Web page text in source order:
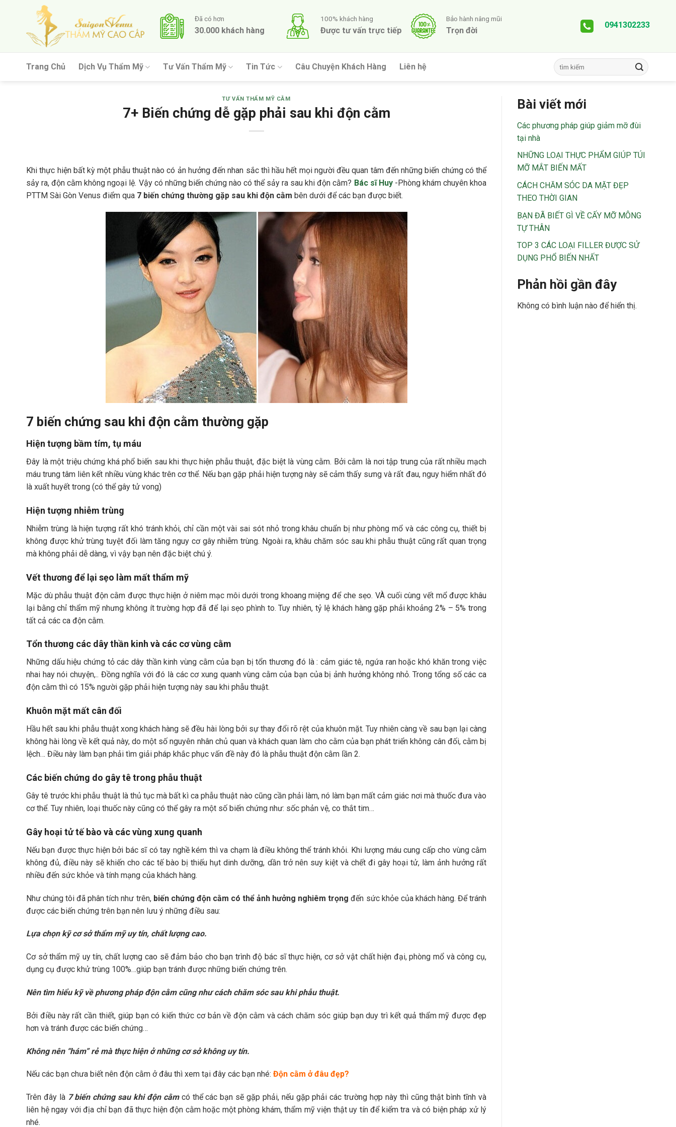
Đã có hơn
30.000 khách hàng
100% khách hàng
Được tư vấn trực tiếp
Bảo hành nâng mũi
Trọn đời
0941302233
Trang Chủ Dịch Vụ Thẩm Mỹ Tư Vấn Thẩm Mỹ Tin Tức Câu Chuyện Khách Hàng Liên hệ
TƯ VẤN THẨM MỸ CẰM
7+ Biến chứng dễ gặp phải sau khi độn cằm
Khi thực hiện bất kỳ một phẫu thuật nào có ản hưởng đến nhan sắc thì hầu hết mọi người đều quan tâm đến những biến chứng có thể
sảy ra, độn cằm không ngoại lệ. Vậy có những biến chứng nào có thể sảy ra sau khi độn cằm? Bác sĩ Huy-Phòng khám chuyên khoa
PTTM Sài Gòn Venus điểm qua 7 biến chứng thường gặp sau khi độn cằm bên dưới để các bạn được biết.
7 biến chứng sau khi độn cằm thường gặp
Hiện tượng bầm tím, tụ máu
Đây là một triệu chứng khá phổ biến sau khi thực hiện phẫu thuật, đặc biệt là vùng cằm. Bởi cằm là nơi tập trung của rất nhiều mạch
máu trung tâm liên kết nhiều vùng khác trên cơ thể. Nếu bạn gặp phải hiện tượng này sẽ cảm thấy sưng và rất đau, nguy hiểm nhất đó
là xuất huyết trong (có thể gây tử vong)
Hiện tượng nhiễm trùng
Nhiễm trùng là hiện tượng rất khó tránh khỏi, chỉ cần một vài sai sót nhỏ trong khâu chuẩn bị như phòng mổ và các công cụ, thiết bị
không được khử trùng tuyệt đối làm tăng nguy cơ gây nhiễm trùng. Ngoài ra, khâu chăm sóc sau khi phẫu thuật cũng rất quan trọng
mà không phải dễ dàng, vì vậy bạn nên đặc biệt chú ý.
Vết thương để lại sẹo làm mất thẩm mỹ
Mặc dù phẫu thuật độn cằm được thực hiện ở niêm mạc môi dưới trong khoang miệng để che sẹo. VÀ cuối cùng vết mổ được khâu
lại bằng chỉ thẩm mỹ nhưng không ít trường hợp đã để lại sẹo phình to. Tuy nhiên, tỷ lệ khách hàng gặp phải khoảng 2% – 5% trong
tất cả các ca độn cằm.
Tổn thương các dây thần kinh và các cơ vùng cằm
Những dấu hiệu chứng tỏ các dây thần kinh vùng cằm của bạn bị tổn thương đó là : cảm giác tê, ngứa ran hoặc khó khăn trong việc
nhai hay nói chuyện,.. Đồng nghĩa với đó là các cơ xung quanh vùng cằm của bạn của bị ảnh hưởng không nhỏ. Trong tổng số các ca
độn cằm thì có 15% người gặp phải hiện tượng này sau khi phẫu thuật.
Khuôn mặt mất cân đối
Hầu hết sau khi phẫu thuật xong khách hàng sẽ đều hài lòng bởi sự thay đổi rõ rệt của khuôn mặt. Tuy nhiên càng về sau bạn lại càng
không hài lòng về kết quả này, do một số nguyên nhân chủ quan và khách quan làm cho cằm của bạn phát triển không cân đối, cằm bị
lệch… Điều này làm bạn phải tìm giải pháp khắc phục vấn đề này đó là phẫu thuật độn cằm lần 2.
Các biến chứng do gây tê trong phẫu thuật
Gây tê trước khi phẫu thuật là thủ tục mà bất kì ca phẫu thuật nào cũng cần phải làm, nó làm bạn mất cảm giác nơi mà thuốc đưa vào
cơ thể. Tuy nhiên, loại thuốc này cũng có thể gây ra một số biến chứng như: sốc phản vệ, co thắt tim…
Gây hoại tử tế bào và các vùng xung quanh
Nếu bạn được thực hiện bởi bác sĩ có tay nghề kém thì va chạm là điều không thể tránh khỏi. Khi lượng máu cung cấp cho vùng cằm
không đủ, điều này sẽ khiến cho các tế bào bị thiếu hụt dinh dưỡng, dần trở nên suy kiệt và chết đi gây hoại tử, làm ảnh hưởng rất
nhiều đến sức khỏe và tính mạng của khách hàng.
Như chúng tôi đã phân tích như trên, biến chứng độn cằm có thể ảnh hưởng nghiêm trọng đến sức khỏe của khách hàng. Để tránh
được các biến chứng trên bạn nên lưu ý những điều sau:
Lựa chọn kỹ cơ sở thẩm mỹ uy tín, chất lượng cao.
Cơ sở thẩm mỹ uy tín, chất lượng cao sẽ đảm bảo cho bạn trình độ bác sĩ thực hiện, cơ sở vật chất hiện đại, phòng mổ và công cụ,
dụng cụ được khử trùng 100%…giúp bạn tránh được những biến chứng trên.
Nên tìm hiểu kỹ về phương pháp độn cằm cũng như cách chăm sóc sau khi phẫu thuật.
Bởi điều này rất cần thiết, giúp bạn có kiến thức cơ bản về độn cằm và cách chăm sóc giúp bạn duy trì kết quả thẩm mỹ được đẹp
hơn và tránh được các biến chứng…
Không nên “hám” rẻ mà thực hiện ở những cơ sở không uy tín.
Nếu các bạn chưa biết nên độn cằm ở đâu thì xem tại đây các bạn nhé: Độn cằm ở đâu đẹp?
Trên đây là 7 biến chứng sau khi độn cằmcó thể các bạn sẽ gặp phải, nếu gặp phải các trường hợp này thì cũng thật bình tĩnh và
liên hệ ngay với địa chỉ bạn đã thực hiện độn cằm hoặc một phòng khám, thẩm mỹ viện thật uy tín để kiểm tra và có biện pháp xử lý
nhé.
Bài viết mới
Các phương pháp giúp giảm mỡ đùi
tại nhà
NHỮNG LOẠI THỰC PHẨM GIÚP TÚI
MỠ MẮT BIẾN MẤT
CÁCH CHĂM SÓC DA MẶT ĐẸP
THEO THỜI GIAN
BẠN ĐÃ BIẾT GÌ VỀ CẤY MỠ MÔNG
TỰ THÂN
TOP 3 CÁC LOẠI FILLER ĐƯỢC SỬ
DỤNG PHỔ BIẾN NHẤT
Phản hồi gần đây
Không có bình luận nào để hiển thị.